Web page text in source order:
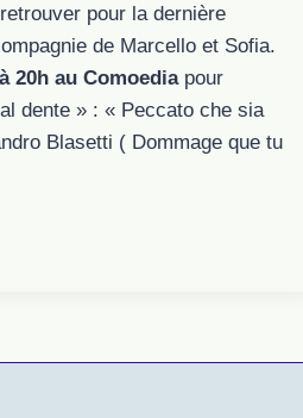
pour la dernière
de Marcello et Sofia.
20h au Comoedia pour
dente » : « Peccato che sia
Blasetti ( Dommage que tu